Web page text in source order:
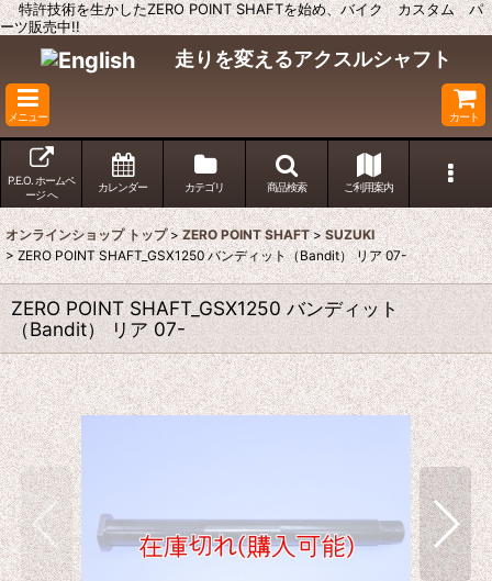
特許技術を生かしたZERO POINT SHAFTを始め、バイク カスタム パ
ーツ販売中!!
走りを変えるアクスルシャフト
メニュー カート
P.E.O. ホームペ
ージ へ
カレンダー カテゴリ 商品検索 ご利用案内
オンラインショップ トップ > ZERO POINT SHAFT > SUZUKI
> ZERO POINT SHAFT_GSX1250 バンディット（Bandit） リア 07-
ZERO POINT SHAFT_GSX1250 バンディット
（Bandit） リア 07-